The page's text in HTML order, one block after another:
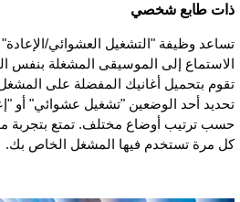
ذات طابع شخصي
تساعد وظيفة "التشغيل العشوائي/
الاستماع إلى الموسيقى المشغلة بنفس
تقوم بتحميل أغانيك المفضلة على
تحديد أحد الوضعين "تشغيل عشوائي" أو
حسب ترتيب أوضاع مختلف. تمتع بتجربة
كل مرة تستخدم فيها المشغل الخاص بك.